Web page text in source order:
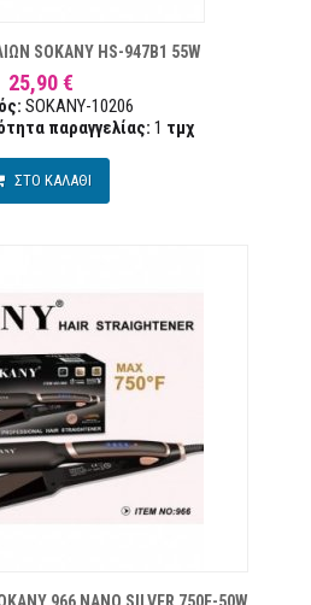
SΟKANY HS-947B1 55W
25,90 €
SOKANY-10206
παραγγελίας: 1 τμχ
ΣΤΟ ΚΑΛΑΘΙ